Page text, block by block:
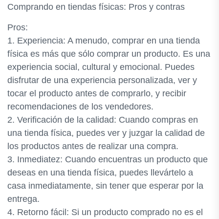
Comprando en tiendas físicas: Pros y contras
Pros:
1. Experiencia: A menudo, comprar en una tienda
física es más que sólo comprar un producto. Es una
experiencia social, cultural y emocional. Puedes
disfrutar de una experiencia personalizada, ver y
tocar el producto antes de comprarlo, y recibir
recomendaciones de los vendedores.
2. Verificación de la calidad: Cuando compras en
una tienda física, puedes ver y juzgar la calidad de
los productos antes de realizar una compra.
3. Inmediatez: Cuando encuentras un producto que
deseas en una tienda física, puedes llevártelo a
casa inmediatamente, sin tener que esperar por la
entrega.
4. Retorno fácil: Si un producto comprado no es el